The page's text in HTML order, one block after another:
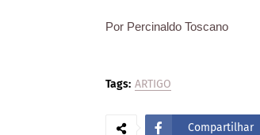
Por Percinaldo Toscano
Tags: ARTIGO
Compartilhar